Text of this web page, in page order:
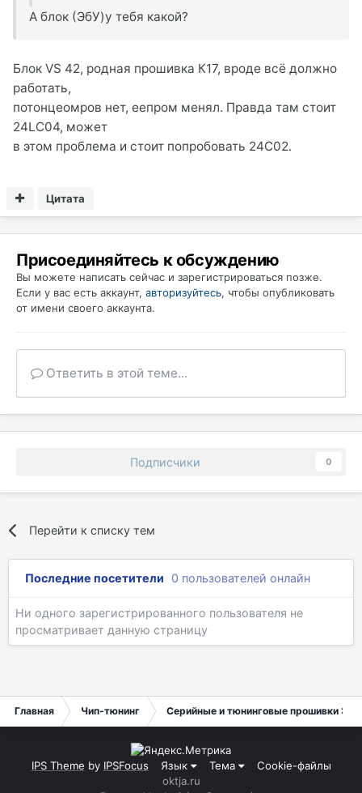
А блок (ЭбУ)у тебя какой?
Блок VS 42, родная прошивка К17, вроде всё должно
работать,
потонцеомров нет, еепром менял. Правда там стоит
24LC04, может
в этом проблема и стоит попробовать 24С02.
Цитата
Присоединяйтесь к обсуждению
Вы можете написать сейчас и зарегистрироваться позже.
Если у вас есть аккаунт, авторизуйтесь, чтобы опубликовать
от имени своего аккаунта.
Ответить в этой теме...
Подписчики 0
Перейти к списку тем
Последние посетители 0 пользователей онлайн
Ни одного зарегистрированного пользователя не
просматривает данную страницу
Главная Чип-тюнинг Серийные и тюнинговые прошивки ЭБУ
IPS Theme by IPSFocus Язык Тема
Cookie-файлы
oktja.ru